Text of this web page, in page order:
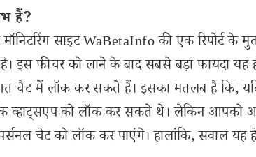
हैं?
साइट WaBetaInfo की एक रिपोर्ट के
इस फीचर को लाने के बाद सबसे बड़ा फायदा
चैट में लॉक कर सकते हैं। इसका मतलब है कि,
व्हाट्सएप को लॉक कर सकते थे। लेकिन आपको
चैट को लॉक कर पाएंगे। हालांकि, सवाल